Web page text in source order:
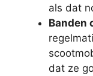
als dat
Banden
dat ze